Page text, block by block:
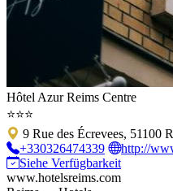
Hôtel Azur Reims Centre
⭐⭐⭐
9 Rue des Écrevees, 51100
+330326474339
http://
Siehe Verfügbarkeit
www.hotelsreims.com